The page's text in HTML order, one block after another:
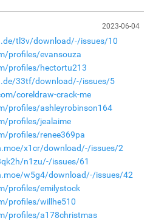
2023-06-04
tl3v/download/-/issues/10
profiles/evansouza
profiles/hectortu213
33tf/download/-/issues/5
coreldraw-crack-me
profiles/ashleyrobinson164
profiles/jealaime
profiles/renee369pa
x1cr/download/-/issues/2
n1zu/-/issues/61
w5g4/download/-/issues/42
profiles/emilystock
profiles/willhe510
profiles/a178christmas